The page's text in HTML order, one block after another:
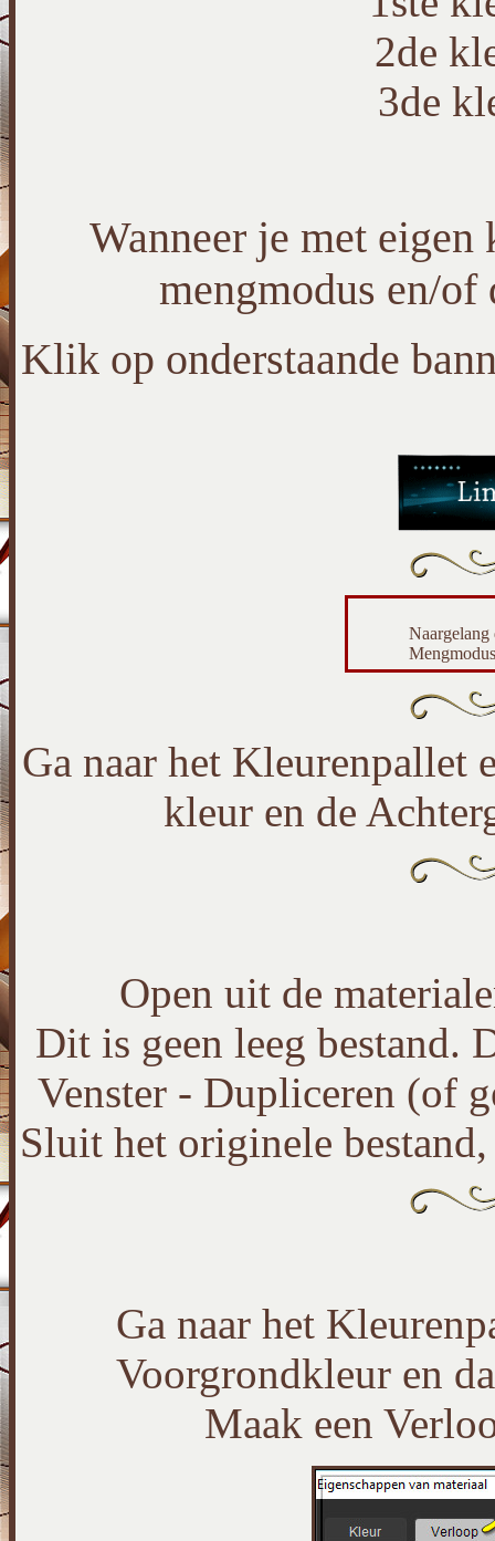
2de
3de
Wanneer je met
mengmodus en/
Klik op onderstaande
Naargelang
Ga naar het Kleurenpallet
kleur en de
Open uit de
Dit is geen leeg bestand.
Venster - Dupliceren (of
Sluit het originele
Ga naar het
Voorgrondkleur en
Maak een